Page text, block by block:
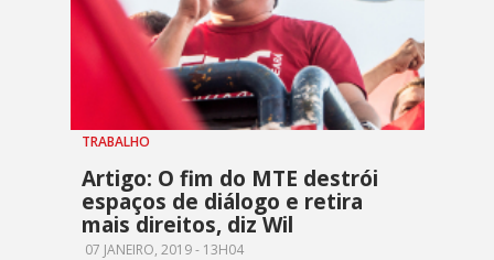
TRABALHO
Artigo: O fim do MTE destrói
espaços de diálogo e retira
mais direitos, diz Wil
07 JANEIRO, 2019 - 13H04